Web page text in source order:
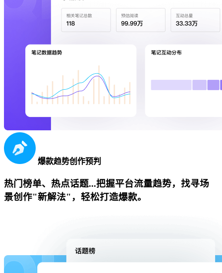
爆款趋势创作预判
热门榜单、热点话题...把握平台流量趋势，找寻场
景创作"新解法"，轻松打造爆款。